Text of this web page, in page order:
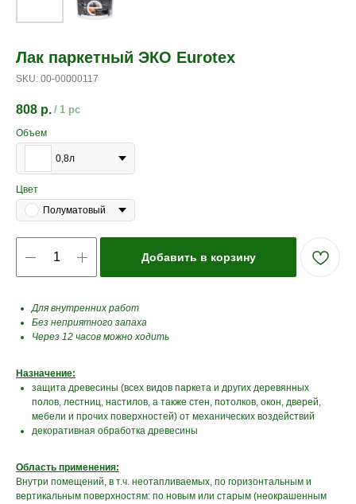
Лак паркетный ЭКО Eurotex
SKU: 00-00000117
808 р. / 1 pc
Объем
0,8л
Цвет
Полуматовый
Добавить в корзину
Для внутренних работ
Без неприятного запаха
Через 12 часов можно ходить
Назначение:
защита древесины (всех видов паркета и других деревянных
полов, лестниц, настилов, а также стен, потолков, окон, дверей,
мебели и прочих поверхностей) от механических воздействий
декоративная обработка древесины
Область применения:
Внутри помещений, в т.ч. неотапливаемых, по горизонтальным и
вертикальным поверхностям: по новым или старым (неокрашенным